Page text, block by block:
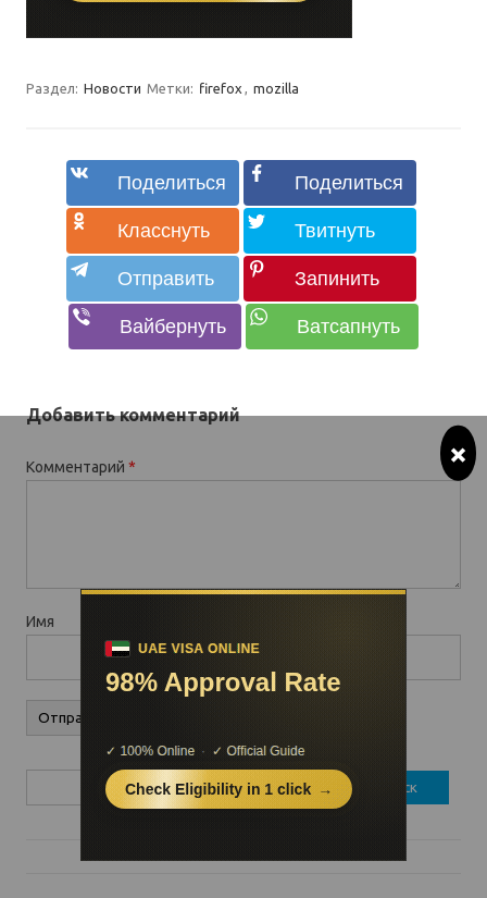
×
Раздел: Новости Метки: firefox , mozilla
Добавить комментарий
Комментарий *
Имя